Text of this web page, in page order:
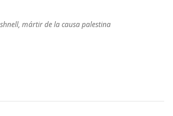
mártir de la causa palestina